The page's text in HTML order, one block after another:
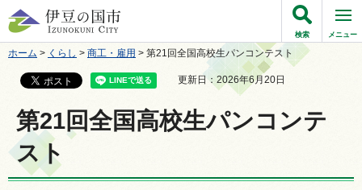
伊豆の国市
検索 メニュー
ホーム > くらし > 商工・雇用 > 第21回全国高校生パンコンテスト
更新日：2026年6月20日
第21回全国高校生パンコンテ
スト